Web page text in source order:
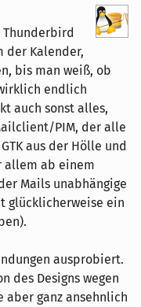
der Kalender,
bis man weiß, ob
endlich
auch sonst alles,
PIM, der alle
aus der Hölle und
allem ab einem
Mails unabhängige
glücklicherweise ein
ausprobiert.
des Designs wegen
aber ganz ansehnlich